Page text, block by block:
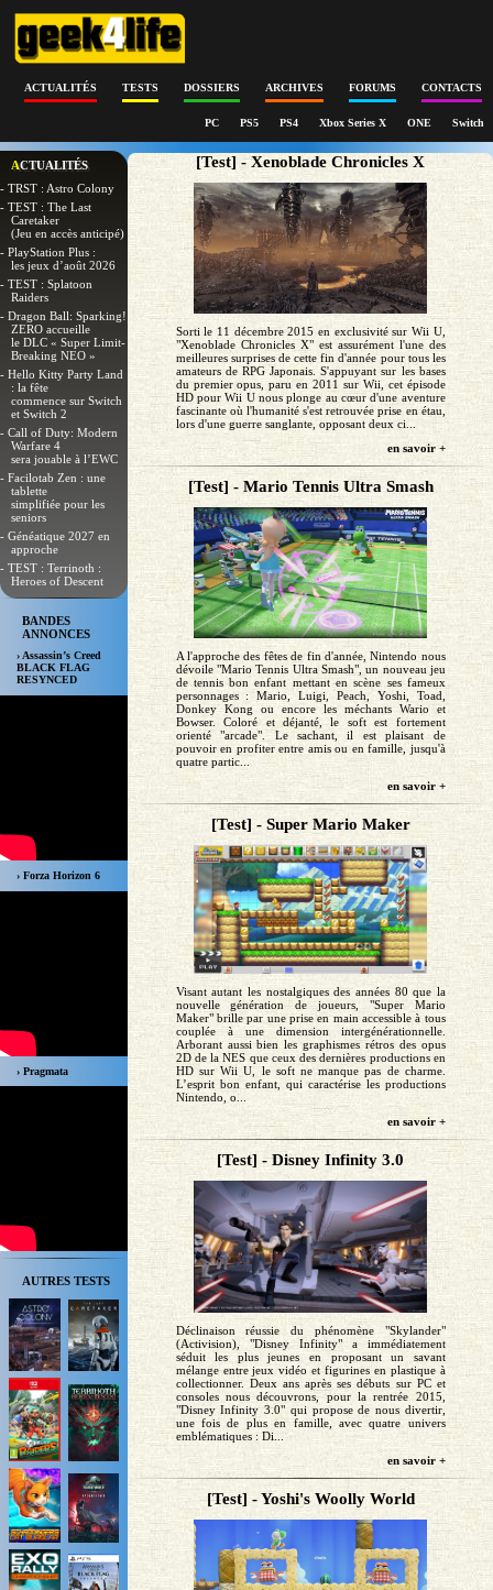
ACTUALITÉS TESTS DOSSIERS ARCHIVES FORUMS CONTACTS
PC PS5 PS4 Xbox Series X ONE Switch
ACTUALITÉS
- TRST : Astro Colony
- TEST : The Last
Caretaker
(Jeu en accès anticipé)
- PlayStation Plus :
les jeux d’août 2026
- TEST : Splatoon
Raiders
- Dragon Ball: Sparking!
ZERO accueille
le DLC « Super Limit-
Breaking NEO »
- Hello Kitty Party Land
: la fête
commence sur Switch
et Switch 2
- Call of Duty: Modern
Warfare 4
sera jouable à l’EWC
- Facilotab Zen : une
tablette
simplifiée pour les
seniors
- Généatique 2027 en
approche
- TEST : Terrinoth :
Heroes of Descent
BANDES
ANNONCES
› Assassin’s Creed
BLACK FLAG
RESYNCED
› Forza Horizon 6
› Pragmata
AUTRES TESTS
[Test] - Xenoblade Chronicles X
Sorti le 11 décembre 2015 en exclusivité sur Wii U,
"Xenoblade Chronicles X" est assurément l'une des
meilleures surprises de cette fin d'année pour tous les
amateurs de RPG Japonais. S'appuyant sur les bases
du premier opus, paru en 2011 sur Wii, cet épisode
HD pour Wii U nous plonge au cœur d'une aventure
fascinante où l'humanité s'est retrouvée prise en étau,
lors d'une guerre sanglante, opposant deux ci...
en savoir +
[Test] - Mario Tennis Ultra Smash
A l'approche des fêtes de fin d'année, Nintendo nous
dévoile "Mario Tennis Ultra Smash", un nouveau jeu
de tennis bon enfant mettant en scène ses fameux
personnages : Mario, Luigi, Peach, Yoshi, Toad,
Donkey Kong ou encore les méchants Wario et
Bowser. Coloré et déjanté, le soft est fortement
orienté "arcade". Le sachant, il est plaisant de
pouvoir en profiter entre amis ou en famille, jusqu'à
quatre partic...
en savoir +
[Test] - Super Mario Maker
Visant autant les nostalgiques des années 80 que la
nouvelle génération de joueurs, "Super Mario
Maker" brille par une prise en main accessible à tous
couplée à une dimension intergénérationnelle.
Arborant aussi bien les graphismes rétros des opus
2D de la NES que ceux des dernières productions en
HD sur Wii U, le soft ne manque pas de charme.
L’esprit bon enfant, qui caractérise les productions
Nintendo, o...
en savoir +
[Test] - Disney Infinity 3.0
Déclinaison réussie du phénomène "Skylander"
(Activision), "Disney Infinity" a immédiatement
séduit les plus jeunes en proposant un savant
mélange entre jeux vidéo et figurines en plastique à
collectionner. Deux ans après ses débuts sur PC et
consoles nous découvrons, pour la rentrée 2015,
"Disney Infinity 3.0" qui propose de nous divertir,
une fois de plus en famille, avec quatre univers
emblématiques : Di...
en savoir +
[Test] - Yoshi's Woolly World